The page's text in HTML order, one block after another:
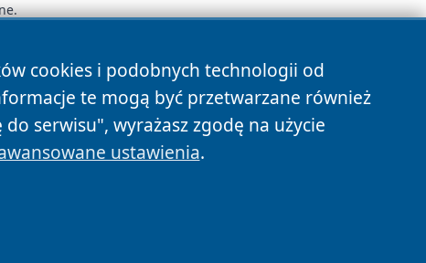
cookies i podobnych technologii od
te mogą być przetwarzane również
serwisu", wyrażasz zgodę na użycie
ustawienia.